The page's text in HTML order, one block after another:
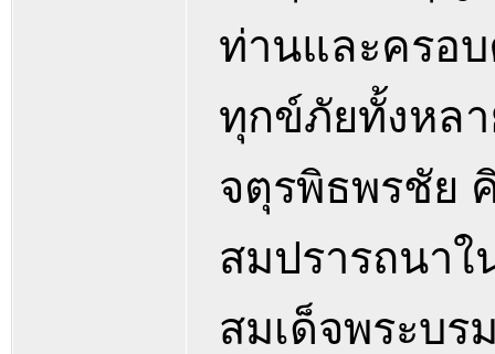
ท่านและครอบ
ทุกข์ภัยทั้งหล
จตุรพิธพรชัย
สมปรารถนา
สมเด็จพระบร